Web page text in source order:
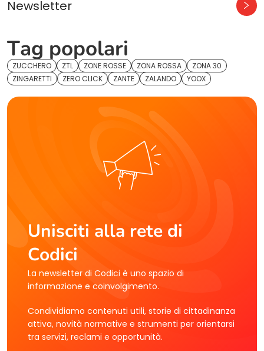
Newsletter
Tag popolari
ZUCCHERO ZTL ZONE ROSSE ZONA ROSSA
ZONA 30
ZINGARETTI
ZERO CLICK ZANTE ZALANDO YOOX
Unisciti alla rete di
Codici
La newsletter di Codici è uno spazio di
informazione e coinvolgimento.
Condividiamo contenuti utili, storie di cittadinanza
attiva, novità normative e strumenti per orientarsi
tra servizi, reclami e opportunità.